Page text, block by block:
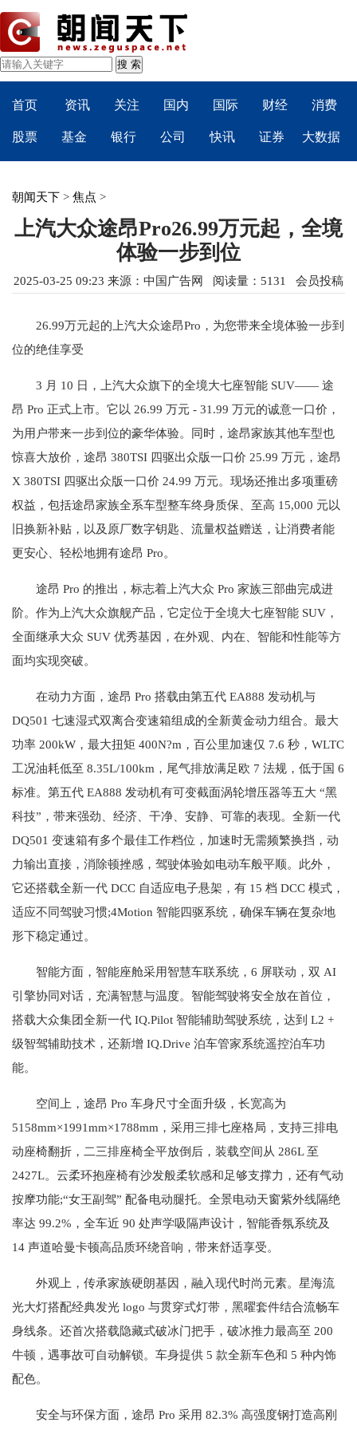
首页 资讯 关注 国内 国际 财经 消费
股票 基金 银行 公司 快讯 证券 大数据
朝闻天下 > 焦点 >
上汽大众途昂Pro26.99万元起，全境
体验一步到位
2025-03-25 09:23 来源： 中国广告网 阅读量：5131 会员投稿
26.99万元起的上汽大众途昂Pro，为您带来全境体验一步到
位的绝佳享受
3 月 10 日，上汽大众旗下的全境大七座智能 SUV—— 途
昂 Pro 正式上市。它以 26.99 万元 - 31.99 万元的诚意一口价，
为用户带来一步到位的豪华体验。同时，途昂家族其他车型也
惊喜大放价，途昂 380TSI 四驱出众版一口价 25.99 万元，途昂
X 380TSI 四驱出众版一口价 24.99 万元。现场还推出多项重磅
权益，包括途昂家族全系车型整车终身质保、至高 15,000 元以
旧换新补贴，以及原厂数字钥匙、流量权益赠送，让消费者能
更安心、轻松地拥有途昂 Pro。
途昂 Pro 的推出，标志着上汽大众 Pro 家族三部曲完成进
阶。作为上汽大众旗舰产品，它定位于全境大七座智能 SUV，
全面继承大众 SUV 优秀基因，在外观、内在、智能和性能等方
面均实现突破。
在动力方面，途昂 Pro 搭载由第五代 EA888 发动机与
DQ501 七速湿式双离合变速箱组成的全新黄金动力组合。最大
功率 200kW，最大扭矩 400N?m，百公里加速仅 7.6 秒，WLTC
工况油耗低至 8.35L/100km，尾气排放满足欧 7 法规，低于国 6
标准。第五代 EA888 发动机有可变截面涡轮增压器等五大 “黑
科技”，带来强劲、经济、干净、安静、可靠的表现。全新一代
DQ501 变速箱有多个最佳工作档位，加速时无需频繁换挡，动
力输出直接，消除顿挫感，驾驶体验如电动车般平顺。此外，
它还搭载全新一代 DCC 自适应电子悬架，有 15 档 DCC 模式，
适应不同驾驶习惯;4Motion 智能四驱系统，确保车辆在复杂地
形下稳定通过。
智能方面，智能座舱采用智慧车联系统，6 屏联动，双 AI
引擎协同对话，充满智慧与温度。智能驾驶将安全放在首位，
搭载大众集团全新一代 IQ.Pilot 智能辅助驾驶系统，达到 L2 +
级智驾辅助技术，还新增 IQ.Drive 泊车管家系统遥控泊车功
能。
空间上，途昂 Pro 车身尺寸全面升级，长宽高为
5158mm×1991mm×1788mm，采用三排七座格局，支持三排电
动座椅翻折，二三排座椅全平放倒后，装载空间从 286L 至
2427L。云柔环抱座椅有沙发般柔软感和足够支撑力，还有气动
按摩功能;“女王副驾” 配备电动腿托。全景电动天窗紫外线隔绝
率达 99.2%，全车近 90 处声学吸隔声设计，智能香氛系统及
14 声道哈曼卡顿高品质环绕音响，带来舒适享受。
外观上，传承家族硬朗基因，融入现代时尚元素。星海流
光大灯搭配经典发光 logo 与贯穿式灯带，黑曜套件结合流畅车
身线条。还首次搭载隐藏式破冰门把手，破冰推力最高至 200
牛顿，遇事故可自动解锁。车身提供 5 款全新车色和 5 种内饰
配色。
安全与环保方面，途昂 Pro 采用 82.3% 高强度钢打造高刚